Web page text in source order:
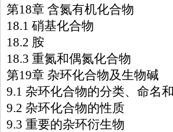
第18章 含氮有机化合物
18.1 硝基化合物
18.2 胺
18.3 重氮和偶氮化合物
第19章 杂环化合物及生物碱
9.1 杂环化合物的分类、命名
9.2 杂环化合物的性质
9.3 重要的杂环衍生物